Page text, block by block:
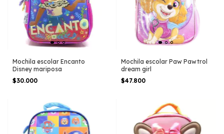
Mochila escolar Encanto
Disney mariposa
$30.000
Mochila escolar Paw Pawtrol
dream girl
$47.800